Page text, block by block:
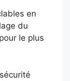
en
du
le plus